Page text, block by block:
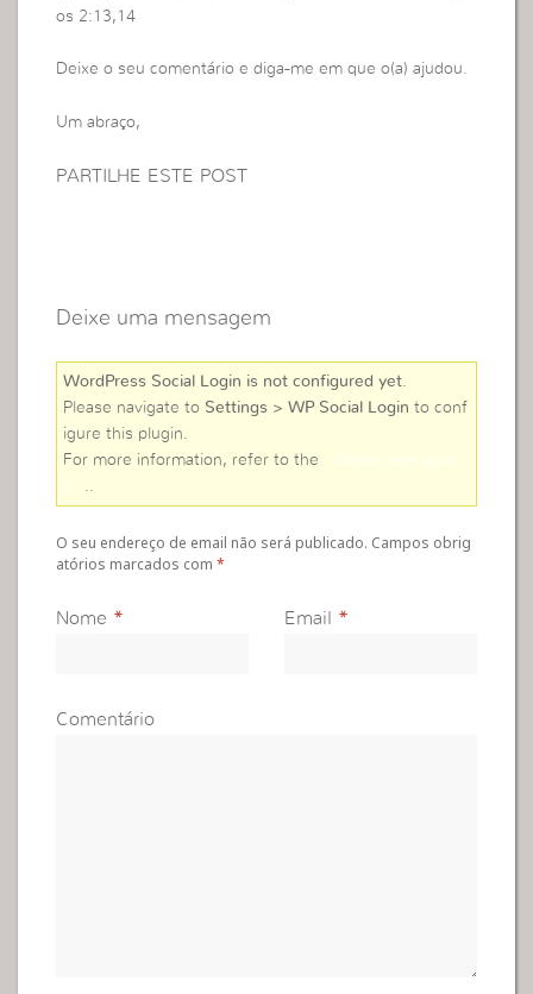
os 2:13,14
Deixe o seu comentário e diga-me em que o(a) ajudou.
Um abraço,
PARTILHE ESTE POST
Deixe uma mensagem
WordPress Social Login is not configured yet
Please navigate to Settings > WP Social Login to conf
igure this plugin.
For more information, refer to the
online user guid
e
O seu endereço de email não será publicado. Campos obrig
atórios marcados com*
Nome * Email *
Comentário